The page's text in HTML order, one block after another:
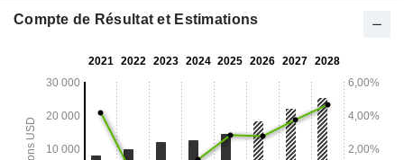
Compte de Résultat et Estimations